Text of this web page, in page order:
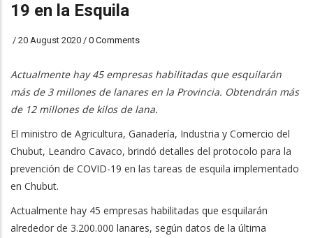
19 en la Esquila
/ 20 August 2020 / 0 Comments
Actualmente hay 45 empresas habilitadas que esquilarán
más de 3 millones de lanares en la Provincia. Obtendrán más
de 12 millones de kilos de lana.
El ministro de Agricultura, Ganadería, Industria y Comercio del
Chubut, Leandro Cavaco, brindó detalles del protocolo para la
prevención de COVID-19 en las tareas de esquila implementado
en Chubut.
Actualmente hay 45 empresas habilitadas que esquilarán
alrededor de 3.200.000 lanares, según datos de la última